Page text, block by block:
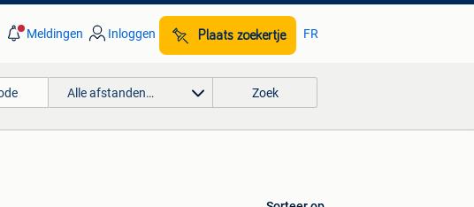
Meldingen Inloggen Plaats zoekertje FR
Alle afstanden… Zoek